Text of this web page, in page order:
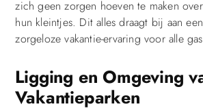
zich geen zorgen hoeven te maken
hun kleintjes. Dit alles draagt bij aan
zorgeloze vakantie-ervaring voor alle
Ligging en Omgeving
Vakantieparken